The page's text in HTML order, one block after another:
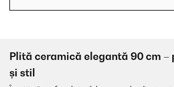
Plită ceramică elegantă 90 cm –
și stil